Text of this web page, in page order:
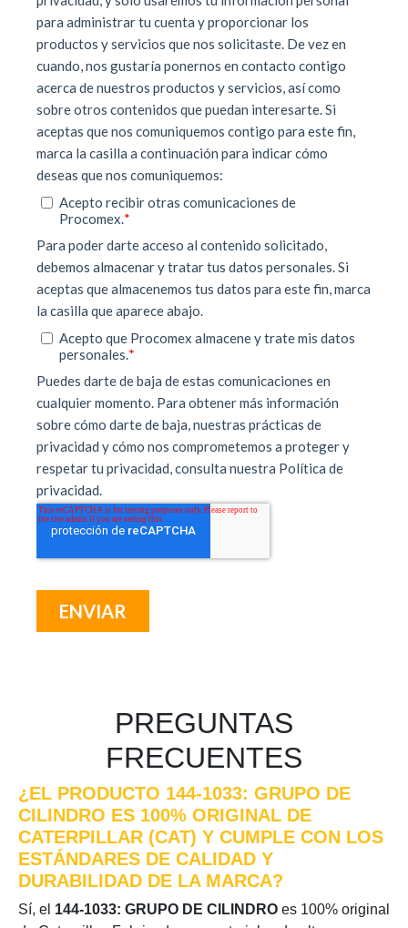
PREGUNTAS
FRECUENTES
¿EL PRODUCTO 144-1033: GRUPO DE
CILINDRO ES 100% ORIGINAL DE
CATERPILLAR (CAT) Y CUMPLE CON LOS
ESTÁNDARES DE CALIDAD Y
DURABILIDAD DE LA MARCA?
Sí, el 144-1033: GRUPO DE CILINDRO es 100% original